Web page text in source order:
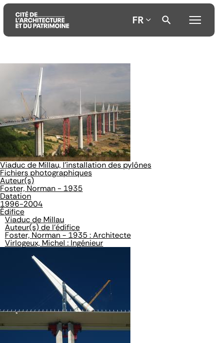
contenu
principal
principal
recherche
FR
Viaduc de Millau, l'installation des pylônes
Fichiers photographiques
Auteur(s)
Foster, Norman - 1935
Datation
1996-2004
Édifice
Viaduc de Millau
Auteur(s) de l'édifice
Foster, Norman - 1935 : Architecte
Virlogeux, Michel : Ingénieur